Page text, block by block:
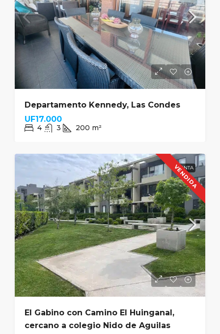
Departamento Kennedy, Las Condes
UF17.000
4 3 200 m²
VENDIDA
VENTA
El Gabino con Camino El Huinganal,
cercano a colegio Nido de Aguilas